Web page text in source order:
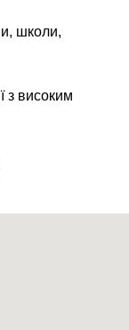
школи,
з високим